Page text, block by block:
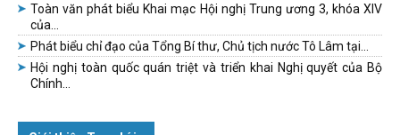
Toàn văn phát biểu Khai mạc Hội nghị Trung ương 3, khóa XIV
của...
Phát biểu chỉ đạo của Tổng Bí thư, Chủ tịch nước Tô Lâm tại...
Hội nghị toàn quốc quán triệt và triển khai Nghị quyết của Bộ
Chính...